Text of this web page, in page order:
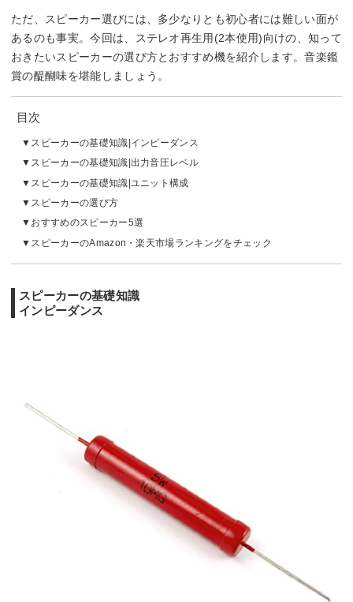
ただ、スピーカー選びには、多少なりとも初心者には難しい面が
あるのも事実。今回は、ステレオ再生用(2本使用)向けの、知って
おきたいスピーカーの選び方とおすすめ機を紹介します。音楽鑑
賞の醍醐味を堪能しましょう。
目次
スピーカーの基礎知識|インピーダンス
スピーカーの基礎知識|出力音圧レベル
スピーカーの基礎知識|ユニット構成
スピーカーの選び方
おすすめのスピーカー5選
スピーカーのAmazon・楽天市場ランキングをチェック
スピーカーの基礎知識
インピーダンス